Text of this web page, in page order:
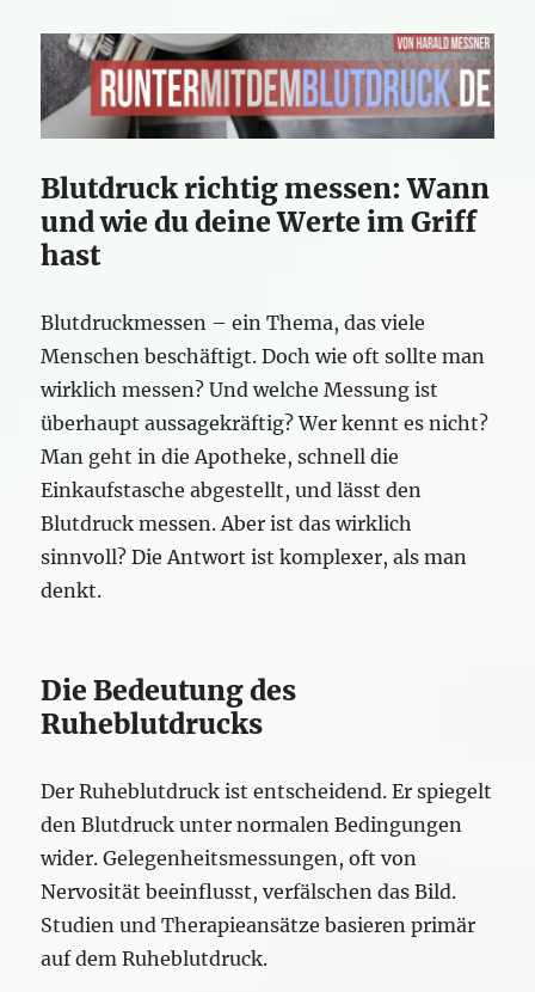
Blutdruck richtig messen: Wann
und wie du deine Werte im Griff
hast
Blutdruckmessen – ein Thema, das viele
Menschen beschäftigt. Doch wie oft sollte man
wirklich messen? Und welche Messung ist
überhaupt aussagekräftig? Wer kennt es nicht?
Man geht in die Apotheke, schnell die
Einkaufstasche abgestellt, und lässt den
Blutdruck messen. Aber ist das wirklich
sinnvoll? Die Antwort ist komplexer, als man
denkt.
Die Bedeutung des
Ruheblutdrucks
Der Ruheblutdruck ist entscheidend. Er spiegelt
den Blutdruck unter normalen Bedingungen
wider. Gelegenheitsmessungen, oft von
Nervosität beeinflusst, verfälschen das Bild.
Studien und Therapieansätze basieren primär
auf dem Ruheblutdruck.